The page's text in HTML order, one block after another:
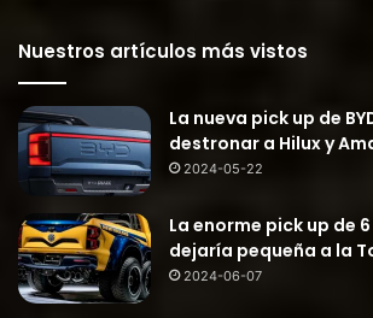
Nuestros artículos más vistos
La nueva pick up de
destronar a Hilux y
2024-05-22
La enorme pick up de
dejaría pequeña a la
2024-06-07